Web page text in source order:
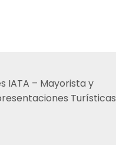
IATA – Mayorista y
Turísticas